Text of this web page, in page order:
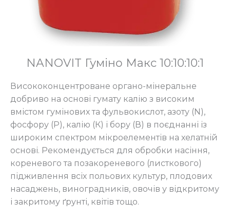
NANOVIT Гуміно Макс 10:10:10:1
Висококонцентроване органо-мінеральне
добриво на основі гумату калію з високим
вмістом гумінових та фульвокислот, азоту (N),
фосфору (Р), калію (К) і бору (В) в поєднанні із
широким спектром мікроелементів на хелатній
основі. Рекомендується для обробки насіння,
кореневого та позакореневого (листкового)
підживлення всіх польових культур, плодових
насаджень, виноградників, овочів у відкритому
і закритому ґрунті, квітів тощо.